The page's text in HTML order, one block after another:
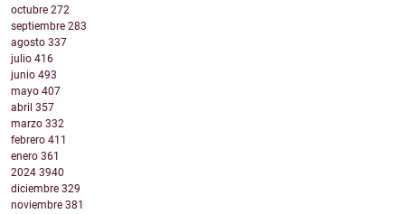
octubre 272
septiembre 283
agosto 337
julio 416
junio 493
mayo 407
abril 357
marzo 332
febrero 411
enero 361
2024 3940
diciembre 329
noviembre 381